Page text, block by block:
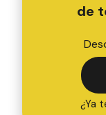
de
¿Ya